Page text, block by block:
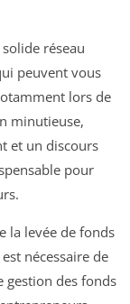
réseau
peuvent vous
lors de
minutieuse,
et un discours
pour
la levée de fonds
nécessaire de
gestion des fonds